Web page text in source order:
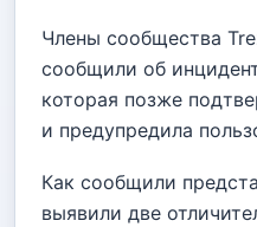
Члены сообщества
сообщили об
которая позже
и предупредила
Как сообщили
выявили две